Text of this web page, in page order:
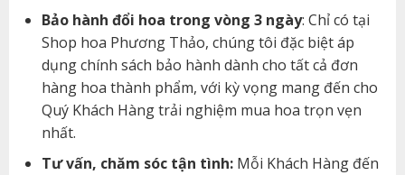
Bảo hành đổi hoa trong vòng 3 ngày: Chỉ có tại
Shop hoa Phương Thảo, chúng tôi đặc biệt áp
dụng chính sách bảo hành dành cho tất cả đơn
hàng hoa thành phẩm, với kỳ vọng mang đến cho
Quý Khách Hàng trải nghiệm mua hoa trọn vẹn
nhất.
Tư vấn, chăm sóc tận tình:Mỗi Khách Hàng đến